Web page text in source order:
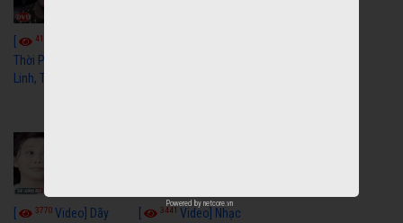
4111
Thời Phóng Đãng - Vũ
Linh, Tài Linh, Chí Linh
3770 Video] Dãy
3441Video] Nhạc
Powered by netcore.vn